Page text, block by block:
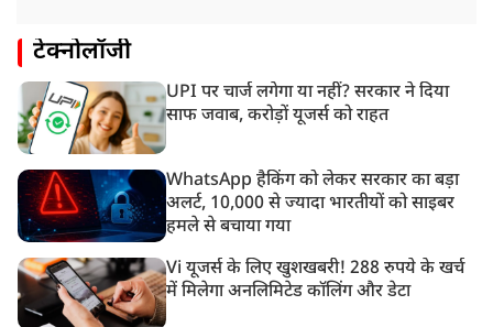
टेक्नोलॉजी
UPI पर चार्ज लगेगा या नहीं? सरकार ने दिया
साफ जवाब, करोड़ों यूजर्स को राहत
WhatsApp हैकिंग को लेकर सरकार का बड़ा
अलर्ट, 10,000 से ज्यादा भारतीयों को साइबर
हमले से बचाया गया
Vi यूजर्स के लिए खुशखबरी! 288 रुपये के खर्च
में मिलेगा अनलिमिटेड कॉलिंग और डेटा